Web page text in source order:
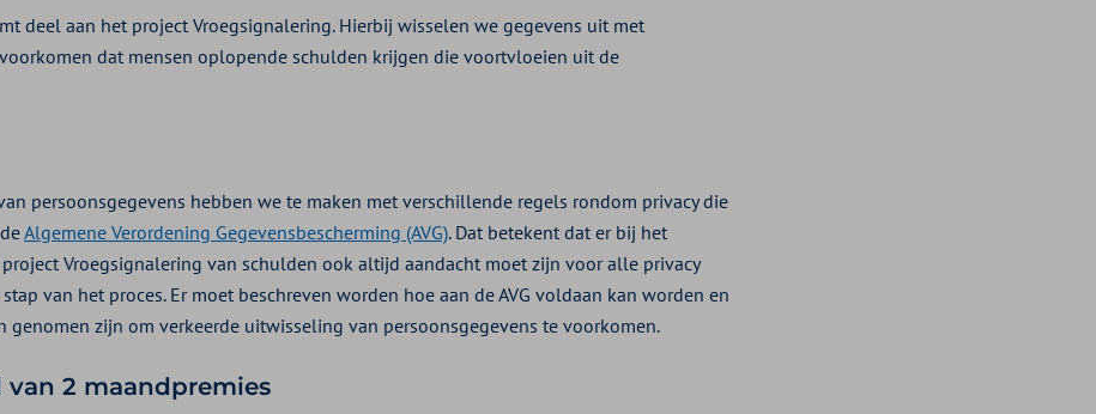
deel aan het project Vroegsignalering. Hierbij wisselen we gegevens uit met
dat mensen oplopende schulden krijgen die voortvloeien uit de
persoonsgegevens hebben we te maken met verschillende regels rondom privacy die
Algemene Verordening Gegevensbescherming (AVG). Dat betekent dat er bij het
Vroegsignalering van schulden ook altijd aandacht moet zijn voor alle privacy
van het proces. Er moet beschreven worden hoe aan de AVG voldaan kan worden en
genomen zijn om verkeerde uitwisseling van persoonsgegevens te voorkomen.
2 maandpremies